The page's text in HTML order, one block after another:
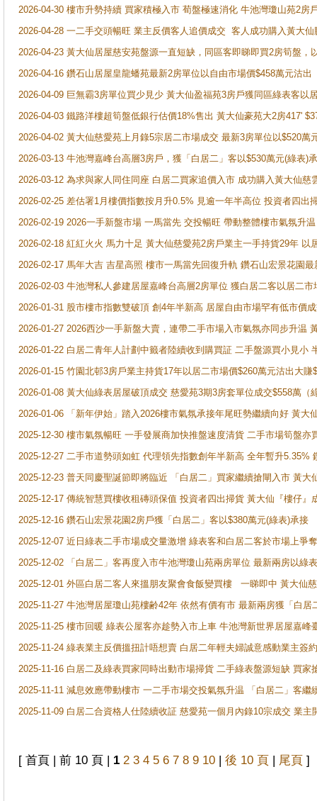
2026-04-30 樓市升勢持續 買家積極入市 荀盤極速消化 牛池灣瓊山苑2房
2026-04-28 一二手交頭暢旺 業主反價客人追價成交 客人成功購入黃大
2026-04-23 黃大仙居屋慈安苑盤源一直短缺，同區客即睇即買2房筍盤，
2026-04-16 鑽石山居屋皇龍蟠苑最新2房單位以自由市場價$458萬元沽出
2026-04-09 巨無霸3房單位買少見少 黃大仙盈福苑3房戶獲同區綠表客以
2026-04-03 鐵路洋樓超筍盤低銀行估價18%售出 黃大仙豪苑大2房417'
2026-04-02 黃大仙慈愛苑上月錄5宗居二市場成交 最新3房單位以$520萬
2026-03-13 牛池灣嘉峰台高層3房戶，獲「白居二」客以$530萬元(綠表)
2026-03-12 為求與家人同住同座 白居二買家追價入市 成功購入黃大仙
2026-02-25 差估署1月樓價指數按月升0.5% 見逾一年半高位 投資者四
2026-02-19 2026一手新盤市場 一馬當先 交投暢旺 帶動整體樓市氣氛升
2026-02-18 紅紅火火 馬力十足 黃大仙慈愛苑2房戶業主一手持貨29年 以
2026-02-17 馬年大吉 吉星高照 樓市一馬當先回復升軌 鑽石山宏景花園
2026-02-03 牛池灣私人參建居屋嘉峰台高層2房單位 獲白居二客以居二市
2026-01-31 股市樓市指數雙破頂 創4年半新高 居屋自由市場罕有低市價
2026-01-27 2026西沙一手新盤大賣，連帶二手市場入市氣氛亦同步升温
2026-01-22 白居二青年人計劃中籤者陸續收到購買証 二手盤源買小見小
2026-01-15 竹園北邨3房戶業主持貨17年以居二市場價$260萬元沽出大賺
2026-01-08 黃大仙綠表居屋破頂成交 慈愛苑3期3房套單位成交$558萬（
2026-01-06 「新年伊始」踏入2026樓市氣氛承接年尾旺勢繼續向好 黃
2025-12-30 樓市氣氛暢旺 一手發展商加快推盤速度清貨 二手市場筍盤
2025-12-27 二手市道勢頭如虹 代理領先指數創年半新高 全年暫升5.35%
2025-12-23 普天同慶聖誕節即將臨近 「白居二」買家繼續搶閘入市 黃
2025-12-17 傳統智慧買樓收租磚頭保值 投資者四出掃貨 黃大仙『樓仔
2025-12-16 鑽石山宏景花園2房戶獲「白居二」客以$380萬元(綠表)承接
2025-12-07 近日綠表二手市場成交量激增 綠表客和白居二客於市場上
2025-12-02 「白居二」客再度入市牛池灣瓊山苑兩房單位 最新兩房以綠
2025-12-01 外區白居二客人來搵朋友聚會食飯變買樓 一睇即中 黃大仙
2025-11-27 牛池灣居屋瓊山苑樓齢42年 依然有價有市 最新兩房獲「白居
2025-11-25 樓市回暖 綠表公屋客亦趁勢入市上車 牛池灣新世界居屋嘉峰
2025-11-24 綠表業主反價搵扭計唔想賣 白居二年輕夫婦誠意感動業主簽
2025-11-16 白居二及綠表買家同時出動市場掃貨 二手綠表盤源短缺 買
2025-11-11 減息效應帶動樓市 一二手市場交投氣氛升温 「白居二」客
2025-11-09 白居二合資格人仕陸續收証 慈愛苑一個月內錄10宗成交 業
[ 首頁 | 前 10 頁 | 1 2 3 4 5 6 7 8 9 10 | 後 10 頁 | 尾頁 ]